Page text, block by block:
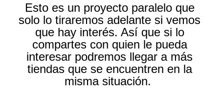
Esto es un proyecto paralelo que
solo lo tiraremos adelante si vemos
que hay interés. Así que si lo
compartes con quien le pueda
interesar podremos llegar a más
tiendas que se encuentren en la
misma situación.